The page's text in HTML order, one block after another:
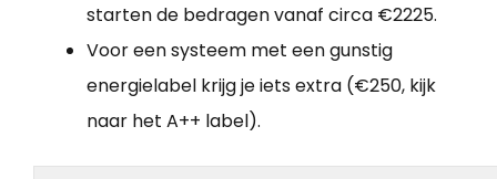
starten de bedragen vanaf circa €2225.
Voor een systeem met een gunstig
energielabel krijg je iets extra (€250, kijk
naar het A++ label).